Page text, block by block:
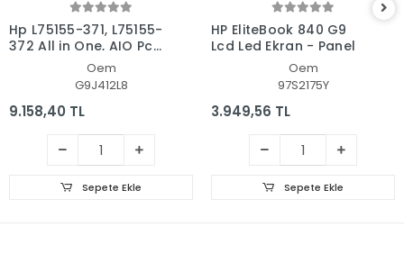
Hp L75155-371, L75155-
372 All in One, AIO Pc
Ekran - PanelOem
G9J412L8
9.158,40 TL
Sepete Ekle
HP EliteBook 840 G9
Lcd Led Ekran - Panel
Oem
97S2175Y
3.949,56 TL
Sepete Ekle